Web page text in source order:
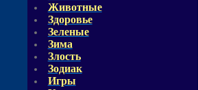
Животные
Здоровье
Зеленые
Зима
Злость
Зодиак
Игры